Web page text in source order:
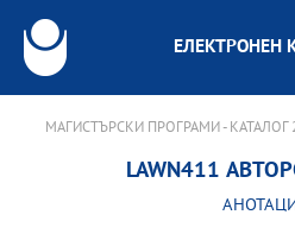
ЕЛЕКТРОНЕН
МАГИСТЪРСКИ ПРОГРАМИ - КАТАЛОГ
LAWN411